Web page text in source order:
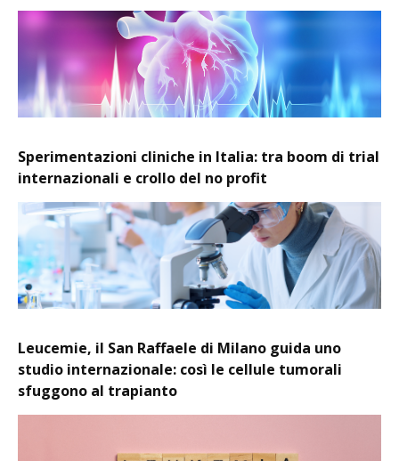
Sperimentazioni cliniche in Italia: tra boom di trial
internazionali e crollo del no profit
Leucemie, il San Raffaele di Milano guida uno
studio internazionale: così le cellule tumorali
sfuggono al trapianto